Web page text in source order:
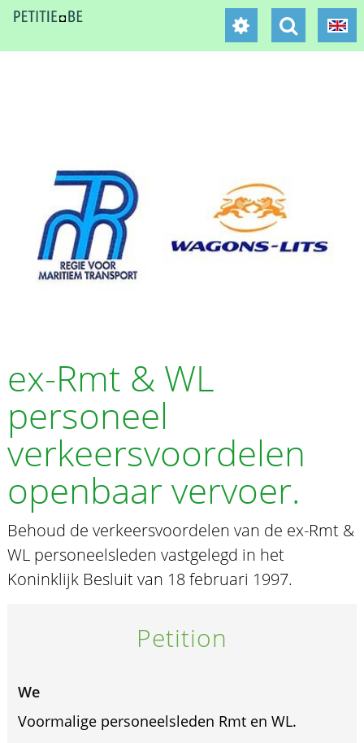
ex-Rmt & WL
personeel
verkeersvoordelen
openbaar vervoer.
Behoud de verkeersvoordelen van de ex-Rmt &
WL personeelsleden vastgelegd in het
Koninklijk Besluit van 18 februari 1997.
Petition
We
Voormalige personeelsleden Rmt en WL.